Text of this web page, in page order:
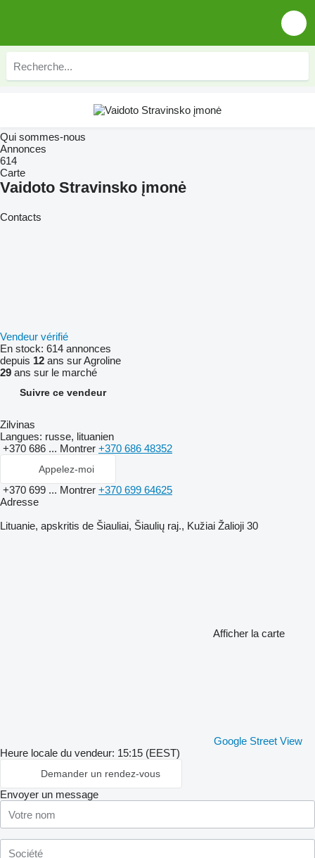
Qui sommes-nous
Annonces
614
Carte
Vaidoto Stravinsko įmonė
Contacts
Vendeur vérifié
En stock: 614 annonces
depuis 12 ans sur Agroline
29 ans sur le marché
Suivre ce vendeur
Zilvinas
Langues: russe, lituanien
+370 686 ... Montrer +370 686 48352
Appelez-moi
+370 699 ... Montrer +370 699 64625
Adresse
Lituanie, apskritis de Šiauliai, Šiaulių raj., Kužiai Žalioji 30
Afficher la carte
Google Street View
Heure locale du vendeur: 15:15 (EEST)
Demander un rendez-vous
Envoyer un message